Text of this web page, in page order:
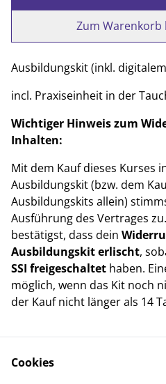
Zum Warenkorb
Ausbildungskit (inkl.
incl. Praxiseinheit in der
Wichtiger Hinweis zum
Inhalten:
Mit dem Kauf dieses Kurses
Ausbildungskit (bzw. dem
Ausbildungskits allein)
Ausführung des Vertrages
bestätigst, dass dein
Ausbildungskit erlischt,
SSI freigeschaltet haben.
möglich, wenn das Kit noch
der Kauf nicht länger als 14
Cookies